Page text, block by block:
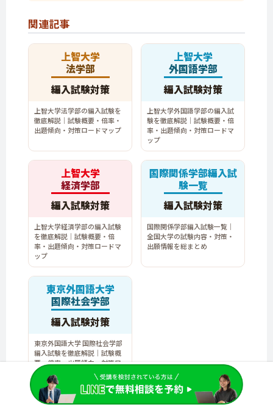
関連記事
上智大学
法学部
編入試験対策
上智大学法学部の編入試験を
徹底解説｜試験概要・倍率・
出題傾向・対策ロードマップ
上智大学
外国語学部
編入試験対策
上智大学外国語学部の編入試
験を徹底解説｜試験概要・倍
率・出題傾向・対策ロードマ
ップ
上智大学
経済学部
編入試験対策
上智大学経済学部の編入試験
を徹底解説｜試験概要・倍
率・出題傾向・対策ロードマ
ップ
国際関係学部編入試
験一覧
編入試験対策
国際関係学部編入試験一覧｜
全国大学の試験内容・対策・
出願情報を総まとめ
東京外国語大学
国際社会学部
編入試験対策
東京外国語大学 国際社会学部
編入試験を徹底解説｜試験概
要・倍率・出題傾向・対策ロ
ードマップ